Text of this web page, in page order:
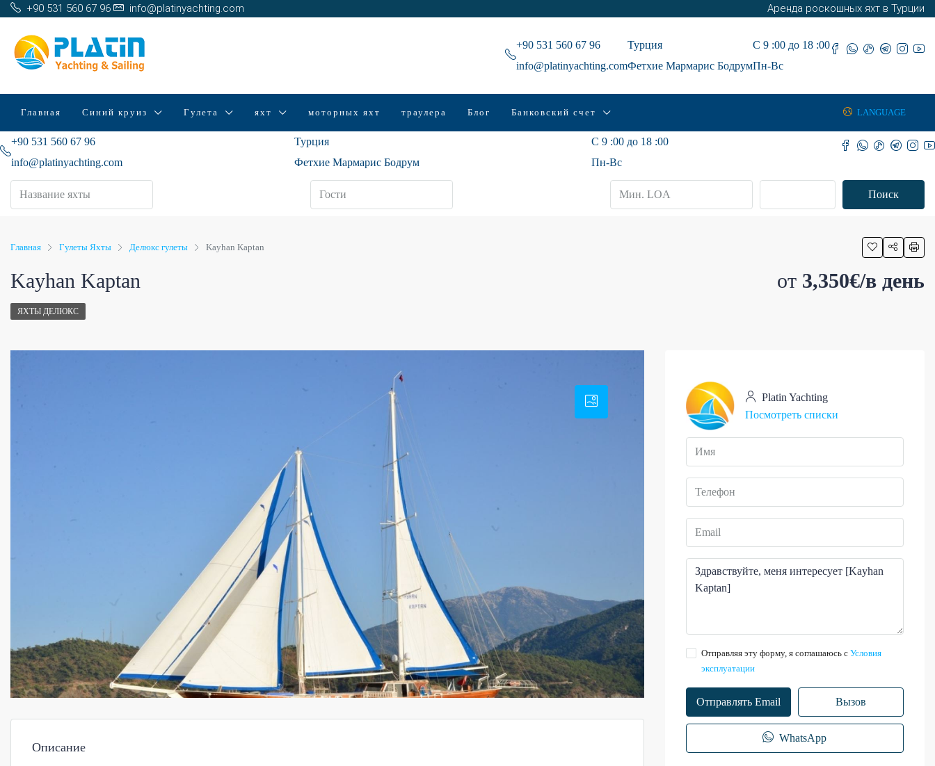
+90 531 560 67 96 info@platinyachting.com Аренда роскошных яхт в Турции
+90 531 560 67 96
info@platinyachting.com
Турция
Фетхие Мармарис Бодрум
С 9 :00 до 18 :00
Пн-Вс
Главная Синий круиз Гулета яхт моторных яхт траулера Блог Банковский счет LANGUAGE
+90 531 560 67 96
info@platinyachting.com
Турция
Фетхие Мармарис Бодрум
С 9 :00 до 18 :00
Пн-Вс
Поиск
Главная Гулеты Яхты Делюкс гулеты Kayhan Kaptan
Kayhan Kaptan от 3,350€/в день
ЯХТЫ ДЕЛЮКС
Описание
Platin Yachting
Посмотреть списки
Отправляя эту форму, я соглашаюсь с Условия
эксплуатации
Отправлять Email Вызов
WhatsApp